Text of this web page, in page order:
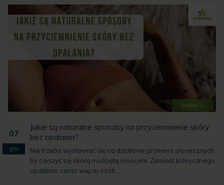
skóry
słonecznych,
klasycznego
25
sty
Na co pomaga picie czarnej herbaty?
ale też dla wsparcia koncentracji i lepszego
Dzięki...